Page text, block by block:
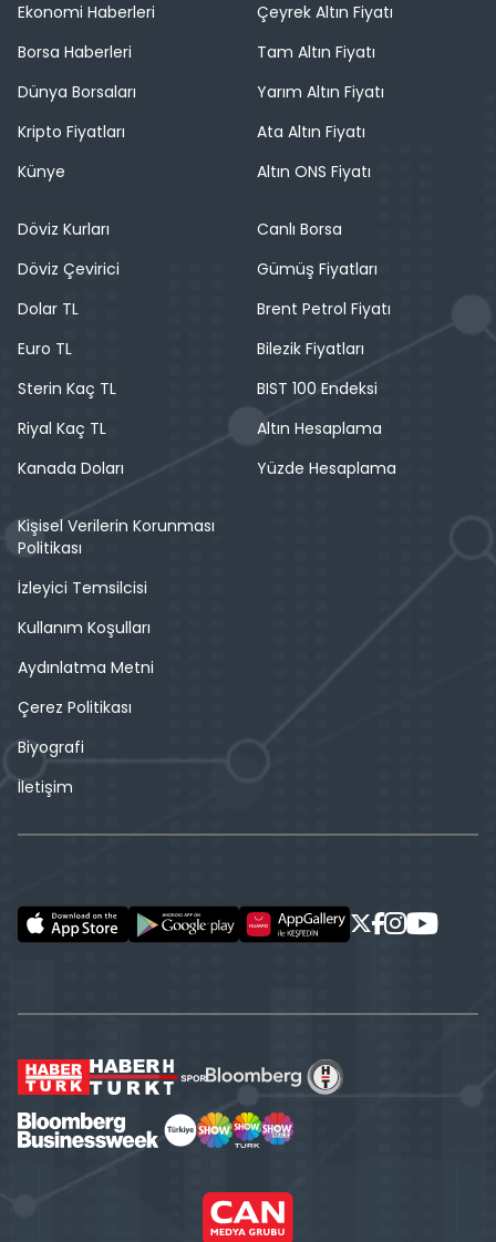
Ekonomi Haberleri
Borsa Haberleri
Dünya Borsaları
Kripto Fiyatları
Künye
Çeyrek Altın Fiyatı
Tam Altın Fiyatı
Yarım Altın Fiyatı
Ata Altın Fiyatı
Altın ONS Fiyatı
Döviz Kurları
Döviz Çevirici
Dolar TL
Euro TL
Sterin Kaç TL
Riyal Kaç TL
Kanada Doları
Canlı Borsa
Gümüş Fiyatları
Brent Petrol Fiyatı
Bilezik Fiyatları
BIST 100 Endeksi
Altın Hesaplama
Yüzde Hesaplama
Kişisel Verilerin Korunması
Politikası
İzleyici Temsilcisi
Kullanım Koşulları
Aydınlatma Metni
Çerez Politikası
Biyografi
İletişim